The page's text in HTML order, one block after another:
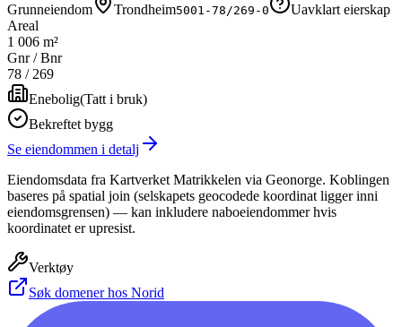
Grunneiendom
Trondheim5001-78/269-0
Uavklart eierskap
Areal
1 006 m²
Gnr / Bnr
78 / 269
Enebolig(Tatt i bruk)
Bekreftet bygg
Se eiendommen i detalj
Eiendomsdata fra Kartverket Matrikkelen via Geonorge. Koblingen
baseres på spatial join (selskapets geocodede koordinat ligger inni
eiendomsgrensen) — kan inkludere naboeiendommer hvis
koordinatet er upresist.
Verktøy
Søk domener hos Norid